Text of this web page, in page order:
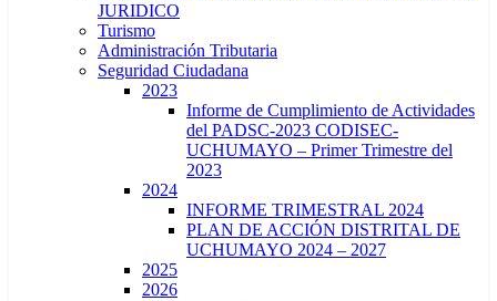
JURIDICO
Turismo
Administración Tributaria
Seguridad Ciudadana
2023
Informe de Cumplimiento de Actividades
del PADSC-2023 CODISEC-
UCHUMAYO – Primer Trimestre del
2023
2024
INFORME TRIMESTRAL 2024
PLAN DE ACCIÓN DISTRITAL DE
UCHUMAYO 2024 – 2027
2025
2026